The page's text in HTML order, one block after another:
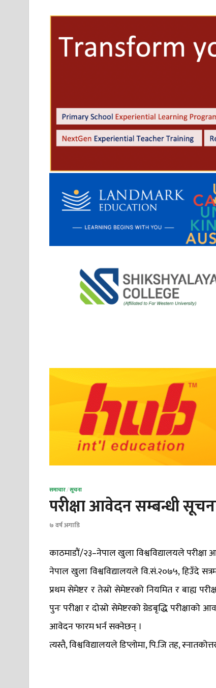
समाचार/सूचना
परीक्षा आवेदन सम्बन्धी
७ वर्ष अगाडि
काठमाडौं/२३–नेपाल खुला विश्वविद्यालयले
नेपाल खुला विश्वविद्यालयले वि.सं.२०७५, हिउँदे
प्रथम सेमेष्टर र तेस्रो सेमेष्टरको नियमित र बाह्य
पुनः परीक्षा र दोस्रो सेमेष्टरको ग्रेडबृद्धि
आवेदन फारम भर्न सक्नेछन् ।
त्यस्तै, विश्वविद्यालयले डिप्लोमा, पि.जि तह,